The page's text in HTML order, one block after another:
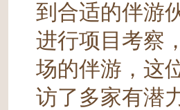
到合适的伴游
进行项目考察
场的伴游，这
访了多家有潜